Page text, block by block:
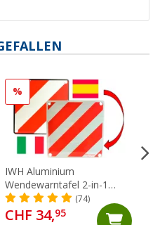
%
IWH Aluminium
Wendewarntafel 2-in-1
Italien / Spanien 50 x 50 cm
(74)
CHF 34,95